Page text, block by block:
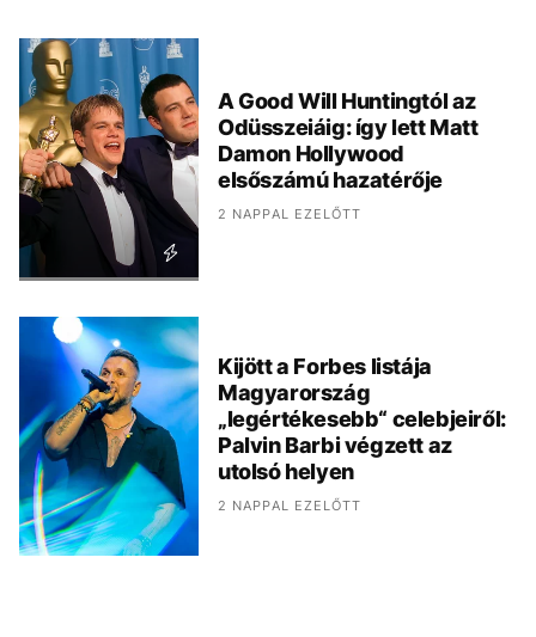
A Good Will Huntingtól az
Odüsszeiáig: így lett Matt
Damon Hollywood
elsőszámú hazatérője
2 NAPPAL EZELŐTT
Kijött a Forbes listája
Magyarország
„legértékesebb“ celebjeiről:
Palvin Barbi végzett az
utolsó helyen
2 NAPPAL EZELŐTT